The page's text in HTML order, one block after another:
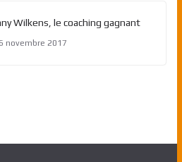
Wilkens, le coaching gagnant
novembre 2017